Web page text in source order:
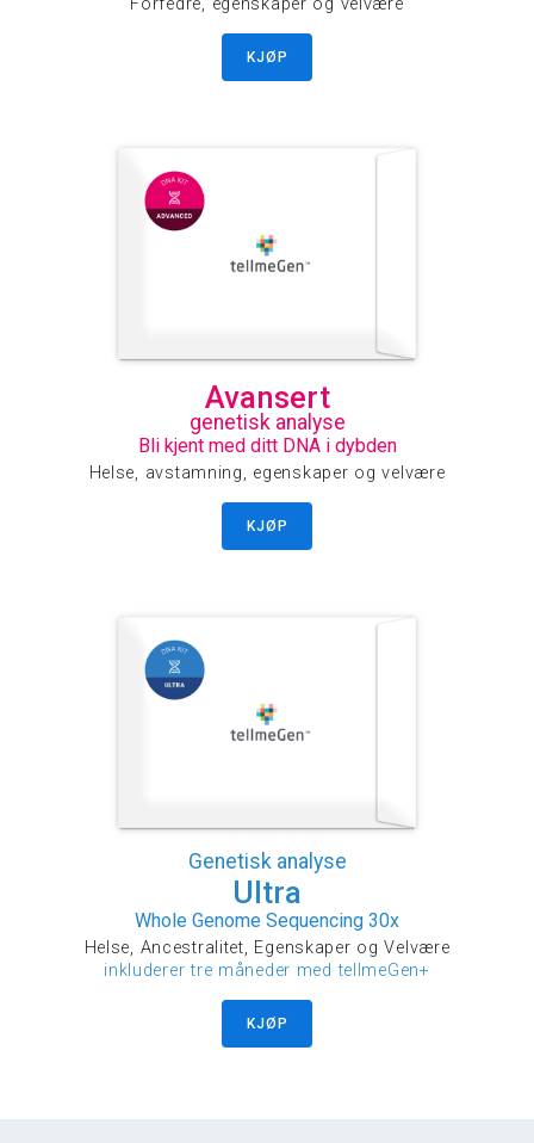
Forfedre, egenskaper og velvære
KJØP
Avansert
genetisk analyse
Bli kjent med ditt DNA i dybden
Helse, avstamning, egenskaper og velvære
KJØP
Genetisk analyse
Ultra
Whole Genome Sequencing 30x
Helse, Ancestralitet, Egenskaper og Velvære
inkluderer tre måneder med tellmeGen+
KJØP